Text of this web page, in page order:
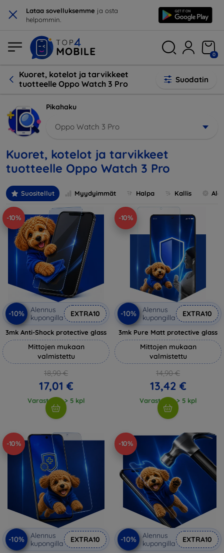
× Lataa sovelluksemme ja osta
helpommin.
0
Kuoret, kotelot ja tarvikkeet
tuotteelle Oppo Watch 3 Pro
Suodatin
Pikahaku
Oppo Watch 3 Pro
Kuoret, kotelot ja tarvikkeet
tuotteelle Oppo Watch 3 Pro
Suositellut Myydyimmät Halpa Kallis
-10%
-10%
Alennus
kupongilla
EXTRA10
3mk Anti-Shock protective glass
Mittojen mukaan
valmistettu
18,90 €
17,01 €
Varastossa > 5 kpl
-10%
-10%
Alennus
kupongilla
EXTRA10
3mk Pure Matt protective glass
Mittojen mukaan
valmistettu
14,90 €
13,42 €
Varastossa > 5 kpl
-10%
-10%
Alennus
kupongilla
EXTRA10
-10%
-10%
Alennus
kupongilla
EXTRA10